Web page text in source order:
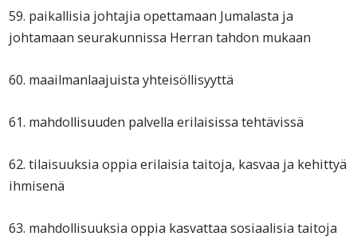
59. paikallisia johtajia opettamaan Jumalasta ja
johtamaan seurakunnissa Herran tahdon mukaan
60. maailmanlaajuista yhteisöllisyyttä
61. mahdollisuuden palvella erilaisissa tehtävissä
62. tilaisuuksia oppia erilaisia taitoja, kasvaa ja kehittyä
ihmisenä
63. mahdollisuuksia oppia kasvattaa sosiaalisia taitoja